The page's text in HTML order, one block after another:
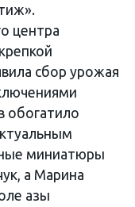
центра
сбор урожая
обогатило
миниатюры
а Марина
азы